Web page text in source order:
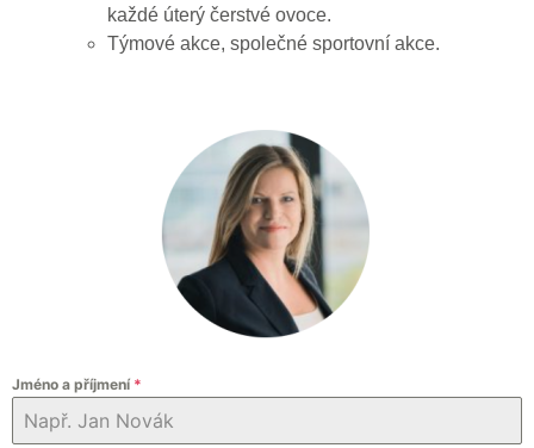
každé úterý čerstvé ovoce.
Týmové akce, společné sportovní akce.
Jméno a příjmení *